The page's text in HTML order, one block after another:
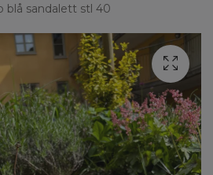
blå sandalett stl 40